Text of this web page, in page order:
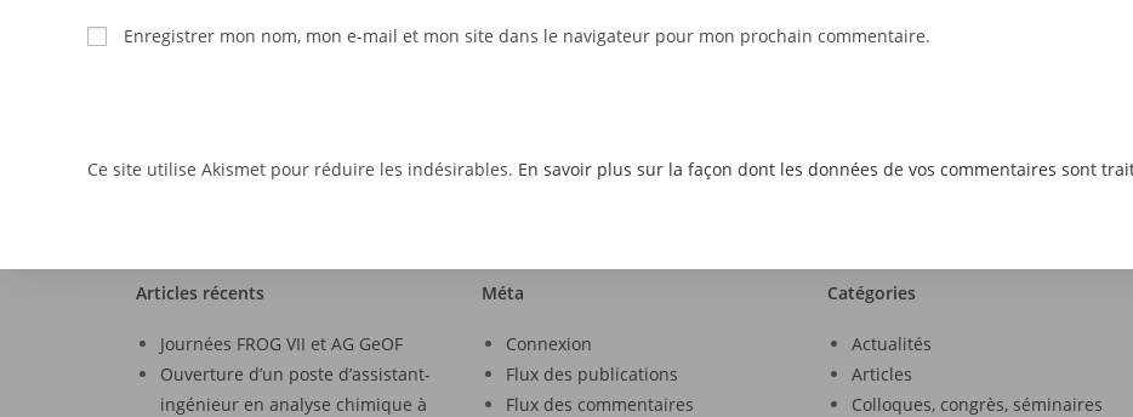
Enregistrer mon nom, mon e-mail et mon site dans le navigateur pour mon prochain commentaire.
Ce site utilise Akismet pour réduire les indésirables. En savoir plus sur la façon dont les données de vos commentaires sont
Articles récents
Journées FROG VII et AG GeOF
Ouverture d’un poste d’assistant-
ingénieur en analyse chimique à
Méta
Connexion
Flux des publications
Flux des commentaires
Catégories
Actualités
Articles
Colloques, congrès, séminaires